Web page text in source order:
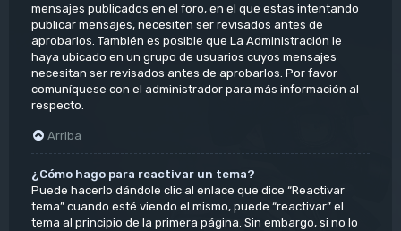
mensajes publicados en el foro, en el que estas intentando
publicar mensajes, necesiten ser revisados antes de
aprobarlos. También es posible que La Administración le
haya ubicado en un grupo de usuarios cuyos mensajes
necesitan ser revisados antes de aprobarlos. Por favor
comuníquese con el administrador para más información al
respecto.
Arriba
¿Cómo hago para reactivar un tema?
Puede hacerlo dándole clic al enlace que dice “Reactivar
tema” cuando esté viendo el mismo, puede “reactivar” el
tema al principio de la primera página. Sin embargo, si no lo